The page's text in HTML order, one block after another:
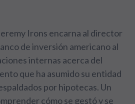
Irons encarna al director
de inversión americano al
internas acerca del
que ha asumido su entidad
por hipotecas. Un
cómo se gestó y se